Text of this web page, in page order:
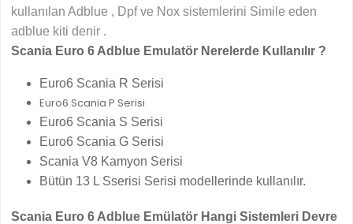
kullanılan Adblue , Dpf ve Nox sistemlerini Simile eden
adblue kiti denir .
Scania Euro 6 Adblue Emulatör Nerelerde Kullanılır ?
Euro6 Scania R Serisi
Euro6 Scania P Serisi
Euro6 Scania S Serisi
Euro6 Scania G Serisi
Scania V8 Kamyon Serisi
Bütün 13 L Sserisi Serisi modellerinde kullanılır.
Scania Euro 6 Adblue Emülatör Hangi Sistemleri Devre